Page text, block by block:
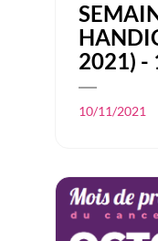
2021) -
10/11/2021